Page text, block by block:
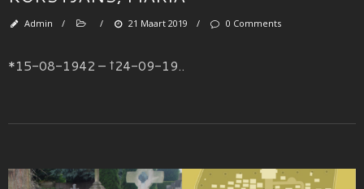
Admin / / 21 Maart 2019 / 0 Comments
*15-08-1942 – †24-09-19..